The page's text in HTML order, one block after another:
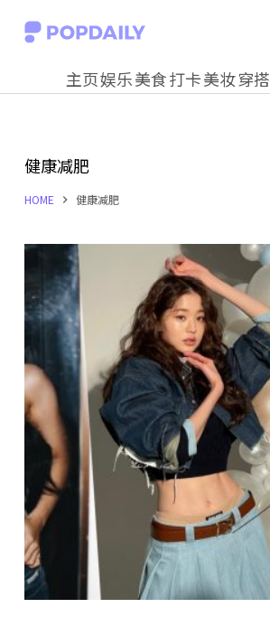
S
o
c
e
n
t
主页娱乐美食打卡美妆穿搭
健康减肥
HOME 健康减肥